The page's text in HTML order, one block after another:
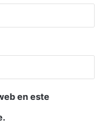
en este